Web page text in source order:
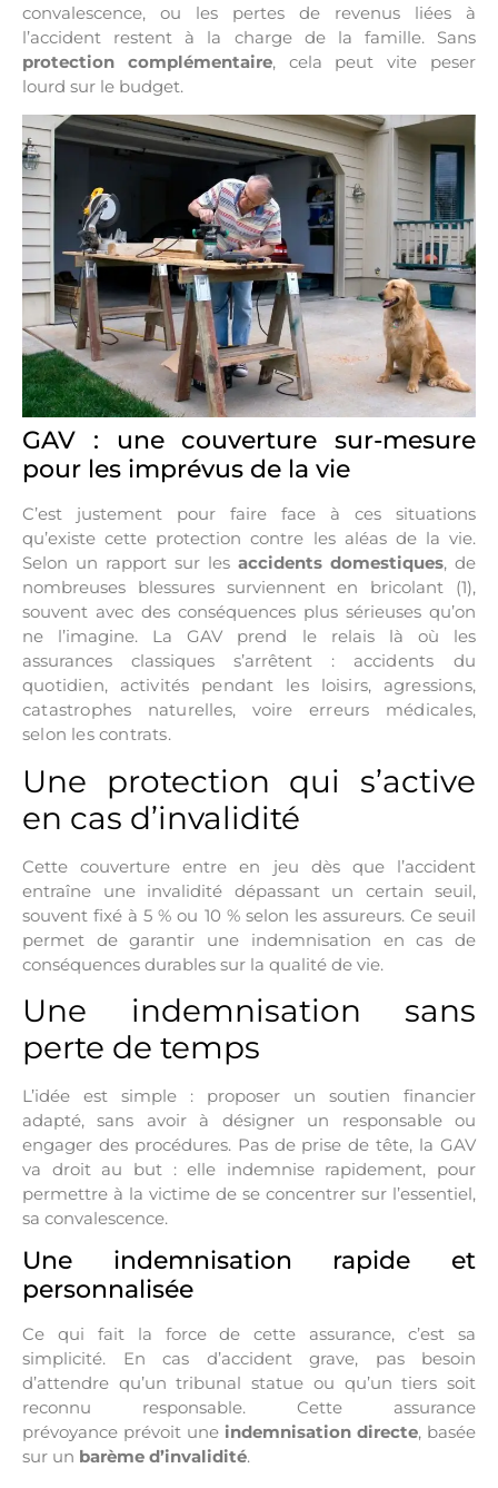
convalescence, ou les pertes de revenus liées à
l’accident restent à la charge de la famille. Sans
protection complémentaire, cela peut vite peser
lourd sur le budget.
GAV : une couverture sur-mesure
pour les imprévus de la vie
C’est justement pour faire face à ces situations
qu’existe cette protection contre les aléas de la vie.
Selon un rapport sur les accidents domestiques, de
nombreuses blessures surviennent en bricolant (1),
souvent avec des conséquences plus sérieuses qu’on
ne l’imagine. La GAV prend le relais là où les
assurances classiques s’arrêtent : accidents du
quotidien, activités pendant les loisirs, agressions,
catastrophes naturelles, voireerreurs médicales,
selon les contrats.
Une protection qui s’active
en cas d’invalidité
Cette couverture entre en jeu dès que l’accident
entraîne une invalidité dépassant un certain seuil,
souvent fixé à 5 % ou 10 % selon les assureurs. Ce seuil
permet de garantir une indemnisation en cas de
conséquences durables sur la qualité de vie.
Une indemnisation sans
perte de temps
L’idée est simple : proposer un soutien financier
adapté, sans avoir à désigner un responsable ou
engager des procédures. Pas de prise de tête, la GAV
va droit au but : elle indemnise rapidement, pour
permettre à la victime de se concentrer sur l’essentiel,
sa convalescence.
Une indemnisation rapide et
personnalisée
Ce qui fait la force de cette assurance, c’est sa
simplicité. En cas d’accident grave, pas besoin
d’attendre qu’un tribunal statue ou qu’un tiers soit
reconnu responsable. Cette assurance
prévoyance prévoit une indemnisation directe, basée
sur un barème d’invalidité.